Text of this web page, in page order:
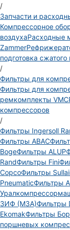
/
Запчасти и
Компрессорное
воздухаРасходные
Zammer
подготовка сжатого
/
Фильтры для
Фильтры для
ремкомплекты VMC
компрессоров
/
Фильтры Ingersoll
Фильтры ABAC
BogeФильтры ALUP
RandФильтры Fini
CopcoФильтры
PneumaticФильтры
ЗИФ (МЗА)Фильтры
EkomakФильтры
поршневых